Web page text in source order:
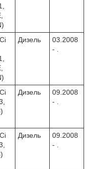
Дизель
03.2008
- .
Дизель
09.2008
- .
Дизель
09.2008
- .